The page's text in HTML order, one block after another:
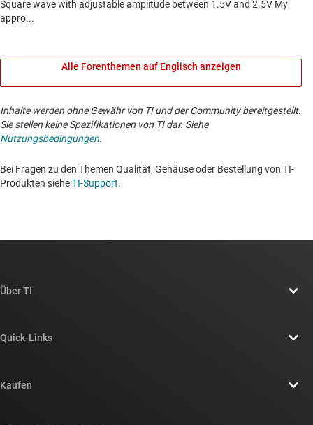
Alle Forenthemen auf Englisch anzeigen
Inhalte werden ohne Gewähr von TI und der Community bereitgestellt.
Sie stellen keine Spezifikationen von TI dar. Siehe
Nutzungsbedingungen.
Bei Fragen zu den Themen Qualität, Gehäuse oder Bestellung von TI-
Produkten sieheTI-Support. ​​​​​​​​​​​​​​
Über TI
Newsroom
Quick-Links
Kaufen